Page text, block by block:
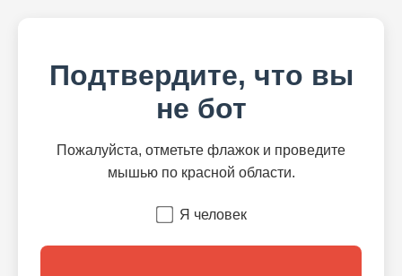
Подтвердите, что вы
не бот
Пожалуйста, отметьте флажок и проведите
мышью по красной области.
Я человек